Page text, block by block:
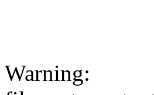
Warning: